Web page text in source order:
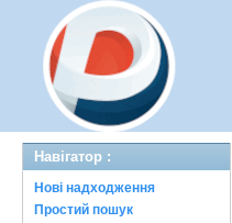
Навігатор :
Нові надходження
Простий пошук